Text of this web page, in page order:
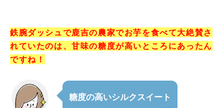
鉄腕ダッシュで鹿吉の農家でお芋を食べて大絶賛さ
れていたのは、甘味の糖度が高いところにあったん
ですね！
糖度の高いシルクスイート